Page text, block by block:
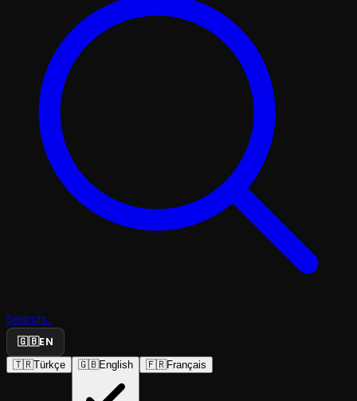
Search...
🇬🇧EN
🇹🇷Türkçe 🇬🇧English 🇫🇷Français